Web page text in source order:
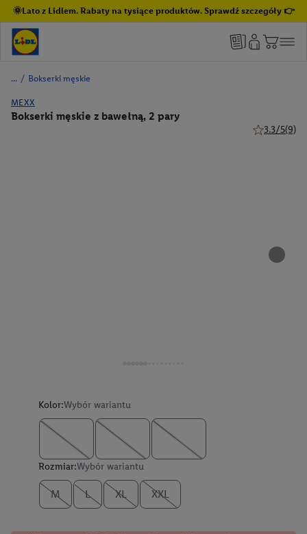
🌞Lato z Lidlem. Rabaty na tysiące produktów. Sprawdź szczegóły 👉
/ Bokserki męskie
MEXX
Bokserki męskie z bawełną, 2 pary
3.3/5(9)
Kolor:Wybór wariantu
Rozmiar:Wybór wariantu
M L XL XXL